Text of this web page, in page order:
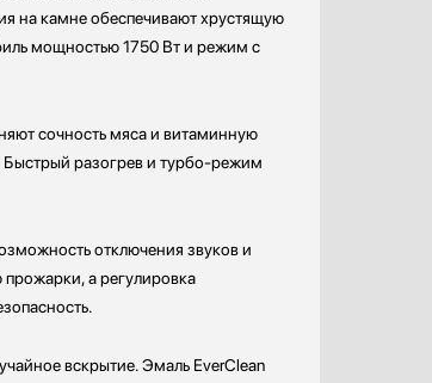
на камне обеспечивают хрустящую
мощностью 1750 Вт и режим с
сочность мяса и витаминную
Быстрый разогрев и турбо-режим
отключения звуков и
а регулировка
вскрытие. Эмаль EverClean